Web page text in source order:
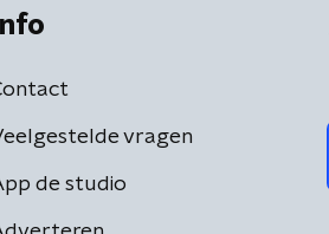
Info
vragen
de studio